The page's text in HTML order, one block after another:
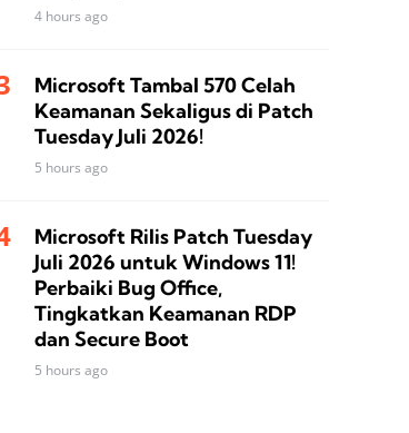
4 hours ago
Microsoft Tambal 570 Celah
Keamanan Sekaligus di Patch
Tuesday Juli 2026!
5 hours ago
Microsoft Rilis Patch Tuesday
Juli 2026 untuk Windows 11!
Perbaiki Bug Office,
Tingkatkan Keamanan RDP
dan Secure Boot
5 hours ago